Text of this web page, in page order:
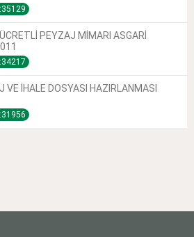
PEYZAJ MİMARI ASGARİ
VE İHALE DOSYASI HAZIRLANMASI